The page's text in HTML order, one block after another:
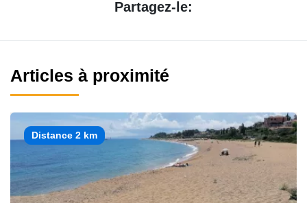
Partagez-le:
Articles à proximité
Distance 2 km